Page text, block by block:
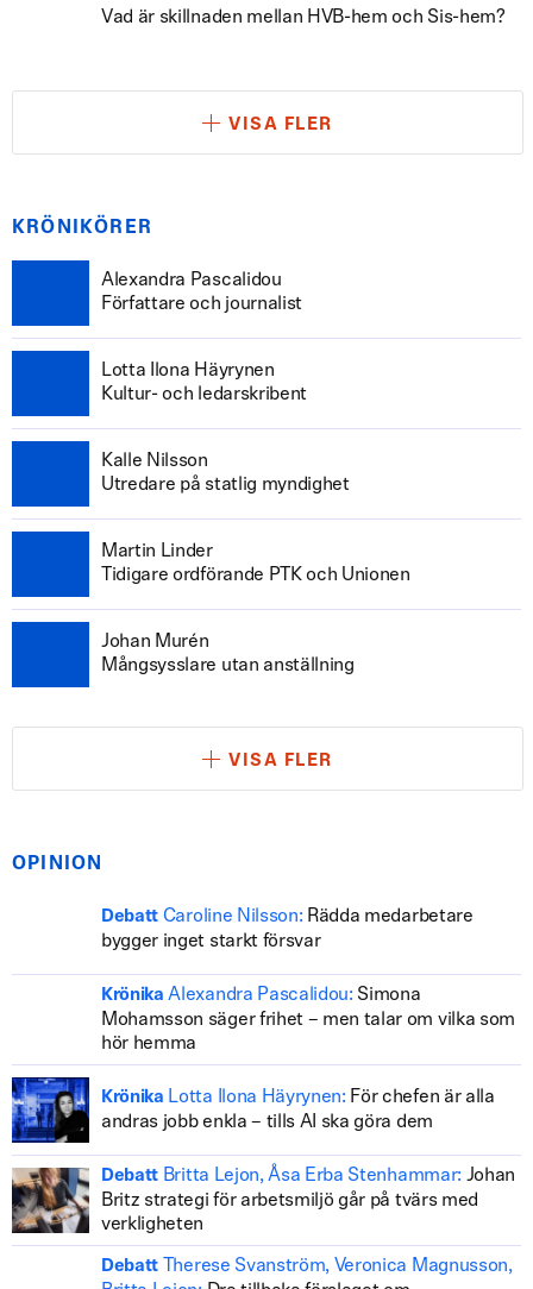
Vad är skillnaden mellan HVB-hem och Sis-hem?
VISA FLER
KRÖNIKÖRER
Alexandra Pascalidou
Författare och journalist
Lotta Ilona Häyrynen
Kultur- och ledarskribent
Kalle Nilsson
Utredare på statlig myndighet
Martin Linder
Tidigare ordförande PTK och Unionen
Johan Murén
Mångsysslare utan anställning
VISA FLER
OPINION
Debatt Caroline Nilsson: Rädda medarbetare
bygger inget starkt försvar
Krönika Alexandra Pascalidou: Simona
Mohamsson säger frihet – men talar om vilka som
hör hemma
Krönika Lotta Ilona Häyrynen: För chefen är alla
andras jobb enkla – tills AI ska göra dem
Debatt Britta Lejon, Åsa Erba Stenhammar: Johan
Britz strategi för arbetsmiljö går på tvärs med
verkligheten
Debatt
Therese Svanström, Veronica Magnusson,